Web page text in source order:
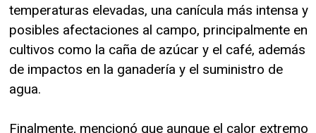
temperaturas elevadas, una canícula más intensa y
posibles afectaciones al campo, principalmente en
cultivos como la caña de azúcar y el café, además
de impactos en la ganadería y el suministro de
agua.
Finalmente, mencionó que aunque el calor extremo